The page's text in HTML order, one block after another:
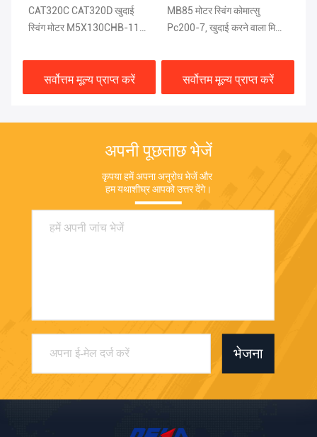
CAT320C CAT320D खुदाई
स्विंग मोटर M5X130CHB-11A-
सर्वोत्तम मूल्य प्राप्त करें
MB85 मोटर स्विंग कोमात्सु
Pc200-7, खुदाई करने वाला मिनी
सर्वोत्तम मूल्य प्राप्त करें
अपनी पूछताछ भेजें
कृपया हमें अपना अनुरोध भेजें और
हम यथाशीघ्र आपको उत्तर देंगे।
भेजना